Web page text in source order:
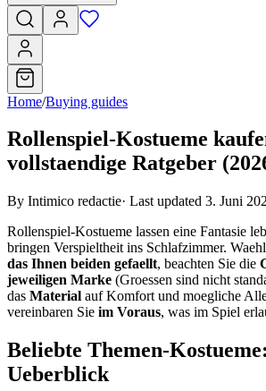
Home/Buying guides
Rollenspiel-Kostueme
vollstaendige Ratgeber
By Intimico redactie· Last updated 3. Juni
Rollenspiel-Kostueme lassen eine Fantasie
bringen Verspieltheit ins Schlafzimmer.
das Ihnen beiden gefaellt, beachten Sie die
jeweiligen Marke (Groessen sind nicht
das Material auf Komfort und moegliche
vereinbaren Sie im Voraus, was im Spiel
Beliebte Themen-
Ueberblick